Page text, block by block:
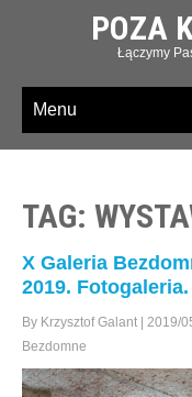
POZA
Łączymy
Menu
TAG:
X Galeria
2019. Fotogaleria.
By Krzysztof Galant 2019/
Bezdomne